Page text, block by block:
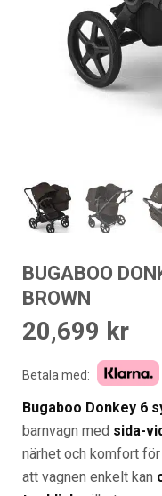
BUGABOO
BROWN
20,699 kr
Betala med:
Bugaboo Donkey 6
barnvagn med sida-
närhet och komfort
att vagnen enkelt kan